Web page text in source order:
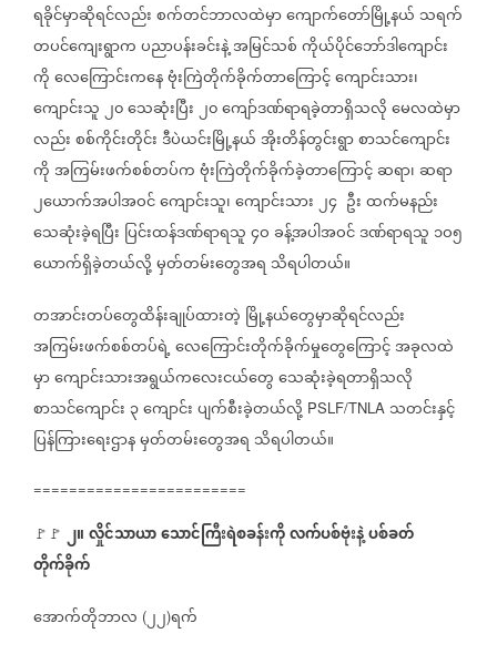
ရခိုင်မှာဆိုရင်လည်းစက်တင်ဘာလထဲမှာကျောက်တော်မြို့နယ် သရက်
တပင်ကျေးရွာကပညာပန်းခင်းနဲ့အမြင်သစ်ကိုယ်ပိုင်ဘော်ဒါကျောင်း
ကိုလေကြောင်းကနေဗုံးကြဲတိုက်ခိုက်တာကြောင့်ကျောင်းသား၊
ကျောင်းသူ၂၀သေဆုံးပြီး၂၀ကျော်ဒဏ်ရာရခဲ့တာရှိသလိုမေလထဲမှာ
လည်းစစ်ကိုင်းတိုင်းဒီပဲယင်းမြို့နယ်အိုးတိန်တွင်းရွာစာသင်ကျောင်း
ကိုအကြမ်းဖက်စစ်တပ်ကဗုံးကြဲတိုက်ခိုက်ခဲ့တာကြောင့်ဆရာ၊ဆရာ
၂ယောက်အပါအဝင်ကျောင်းသူ၊ကျောင်းသား၂၄ ဦးထက်မနည်း
သေဆုံးခဲ့ရပြီး ပြင်းထန်ဒဏ်ရာရသူ၄ဝခန့်အပါအဝင်ဒဏ်ရာရသူ ၁ဝ၅
ယောက်ရှိခဲ့တယ်လို့မှတ်တမ်းတွေအရ သိရပါတယ်။
တအာင်းတပ်တွေထိန်းချုပ်ထားတဲ့ မြို့နယ်တွေမှာဆိုရင်လည်း
အကြမ်းဖက်စစ်တပ်ရဲ့လေကြောင်းတိုက်ခိုက်မှုတွေကြောင့်အခုလထဲ
မှာကျောင်းသားအရွယ်ကလေးငယ်တွေသေဆုံးခဲ့ရတာရှိသလို
စာသင်ကျောင်း ၃ကျောင်းပျက်စီးခဲ့တယ်လို့ PSLF/TNLA သတင်းနှင့်
ပြန်ကြားရေးဌာနမှတ်တမ်းတွေအရ သိရပါတယ်။
========================
🚩🚩 ⁨⁨⁨⁨⁨⁨⁨⁨⁨⁨⁨⁨⁨ ၂။လှိုင်သာယာသောင်ကြီးရဲစခန်းကိုလက်ပစ်ဗုံးနဲ့ပစ်ခတ်
တိုက်ခိုက်
အောက်တိုဘာလ (၂၂)ရက်